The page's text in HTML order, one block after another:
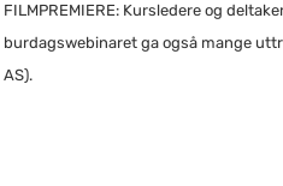
FILMPREMIERE: Kursledere og
burdagswebinaret ga også mange
AS).